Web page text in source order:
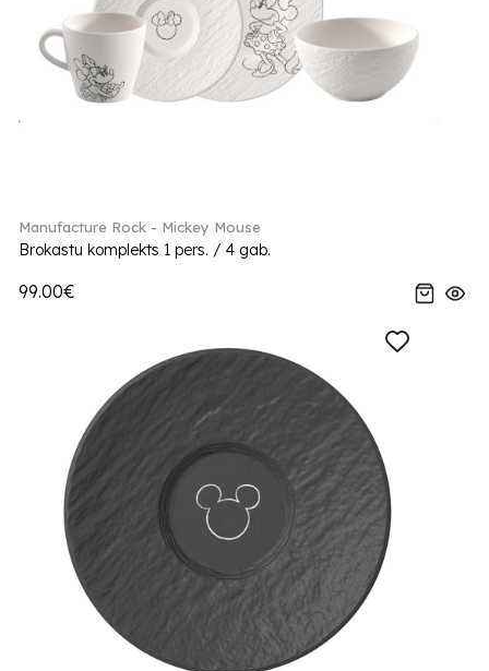
Manufacture Rock - Mickey Mouse
Brokastu komplekts 1 pers. / 4 gab.
99.00€